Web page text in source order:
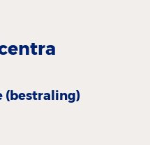
(bestraling)